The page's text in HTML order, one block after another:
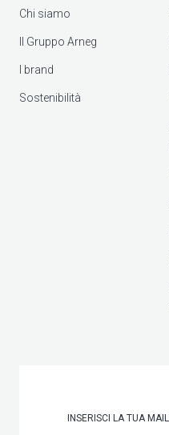
Chi siamo
Il Gruppo Arneg
I brand
Sostenibilità